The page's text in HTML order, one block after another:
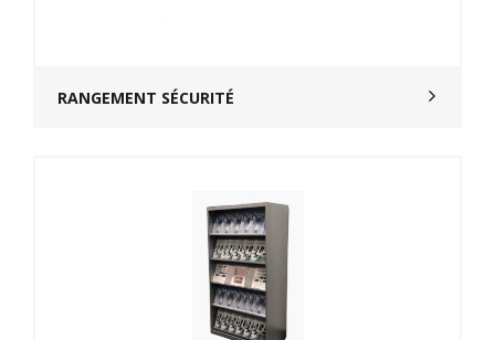
RANGEMENT SÉCURITÉ